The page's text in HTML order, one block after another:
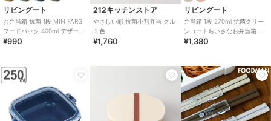
リビングート
お弁当箱 抗菌 1段 MIN FARG
フードパック 400ml デザート
ケース
¥990
212キッチンストア
やさしい彩 抗菌小判弁当 クル
ミ色
¥1,760
リビングート
弁当箱 1段 270ml 抗菌クリー
ンコートちいさなお弁当箱 小
判
¥1,380